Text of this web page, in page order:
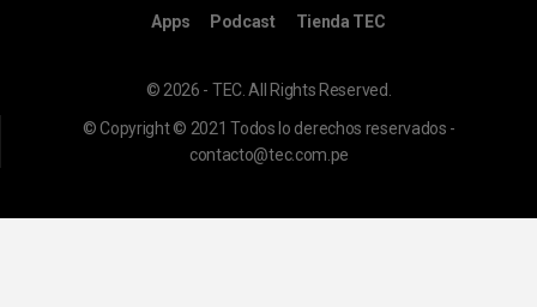
Apps
Podcast Tienda TEC
© 2026 - TEC. All Rights Reserved.
© Copyright © 2021 Todos lo derechos reservados -
contacto@tec.com.pe